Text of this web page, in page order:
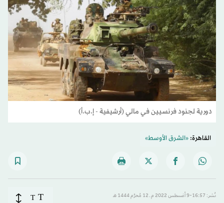
دورية لجنود فرنسيين في مالي (أرشيفية - إ.ب.أ)
القاهرة:«الشرق الأوسط»
نُشر: 16:57-9 أغسطس 2022 م ـ 12 مُحرَّم 1444 هـ T
T